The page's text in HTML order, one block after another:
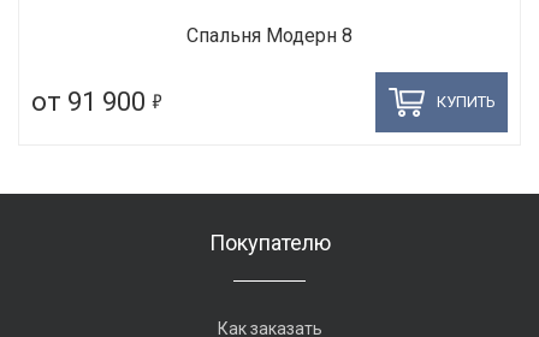
Спальня Модерн 8
от 91 900 5 КУПИТЬ
Покупателю
Как заказать